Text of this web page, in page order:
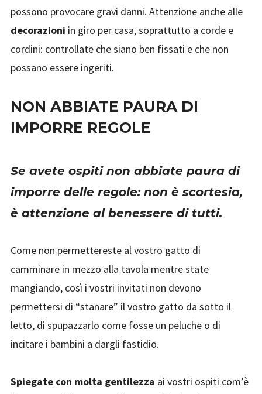
possono provocare gravi danni. Attenzione anche alle
decorazioni in giro per casa, soprattutto a corde e
cordini: controllate che siano ben fissati e che non
possano essere ingeriti.
NON ABBIATE PAURA DI
IMPORRE REGOLE
Se avete ospiti non abbiate paura di
imporre delle regole: non è scortesia,
è attenzione al benessere di tutti.
Come non permettereste al vostro gatto di
camminare in mezzo alla tavola mentre state
mangiando, così i vostri invitati non devono
permettersi di “stanare” il vostro gatto da sotto il
letto, di spupazzarlo come fosse un peluche o di
incitare i bambini a dargli fastidio.
Spiegate con molta gentilezza ai vostri ospiti com’è